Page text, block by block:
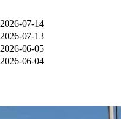
2026-07-14
2026-07-13
2026-06-05
2026-06-04